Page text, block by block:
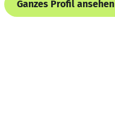
Ganzes Profil ansehen